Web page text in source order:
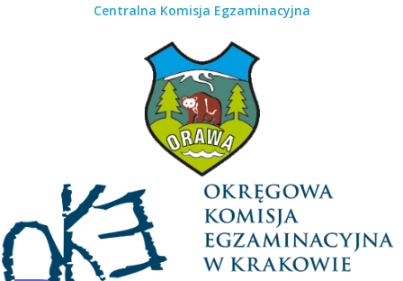
Centralna Komisja Egzaminacyjna